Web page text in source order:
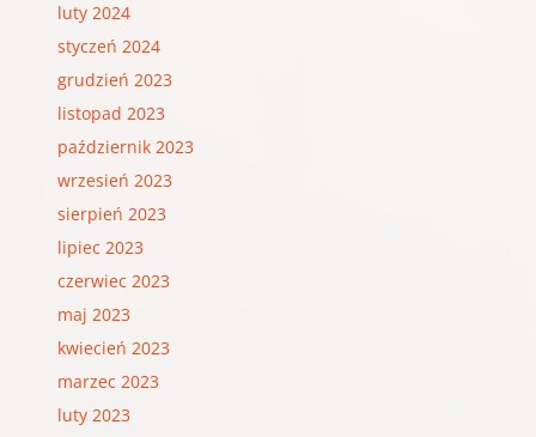
luty 2024
styczeń 2024
grudzień 2023
listopad 2023
październik 2023
wrzesień 2023
sierpień 2023
lipiec 2023
czerwiec 2023
maj 2023
kwiecień 2023
marzec 2023
luty 2023